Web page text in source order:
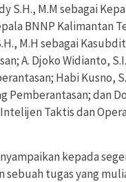
S.H., M.M sebagai
BNNP Kalimantan
M.H sebagai
A. Djoko Widianto,
Habi Kusno,
dan
Taktis dan
kepada
tugas yang